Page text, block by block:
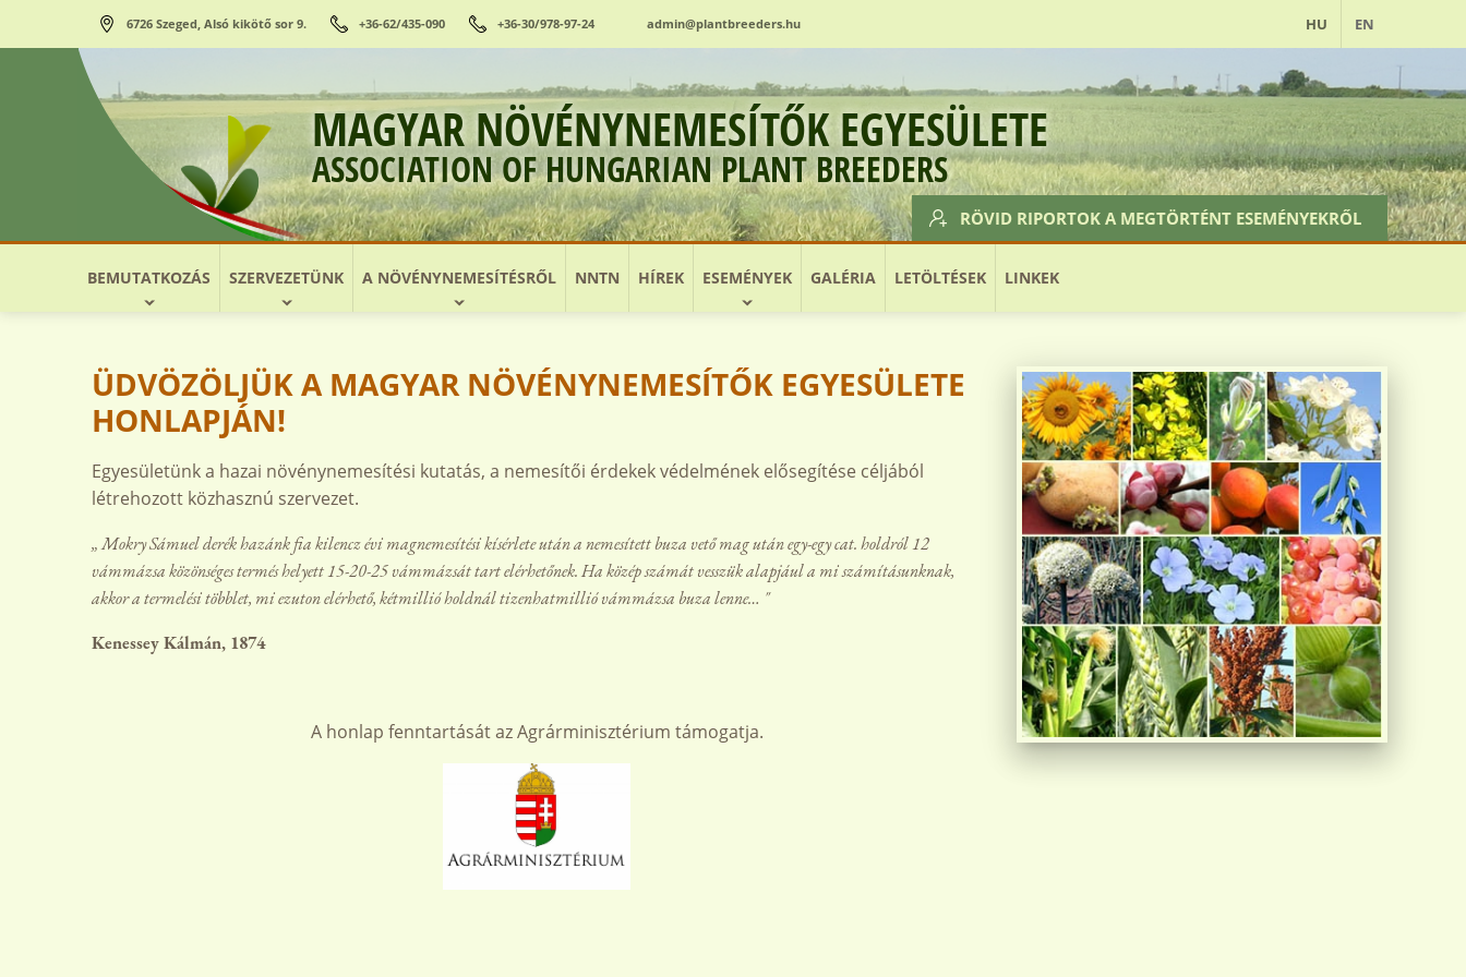
6726 Szeged, Alsó kikötő sor 9. +36-62/435-090 +36-30/978-97-24 admin@plantbreeders.hu HU EN
MAGYAR NÖVÉNYNEMESÍTŐK EGYESÜLETE
ASSOCIATION OF HUNGARIAN PLANT BREEDERS
TAGFELVÉTEL
ELŐTTÜNK ÁLLÓ ESEMÉNYEK
RÖVID RIPORTOK A MEGTÖRTÉNT ESEMÉNYEKRŐL
BEMUTATKOZÁS SZERVEZETÜNK A NÖVÉNYNEMESÍTÉSRŐL NNTN HÍREK ESEMÉNYEK GALÉRIA LETÖLTÉSEK LINKEK
ÜDVÖZÖLJÜK A MAGYAR NÖVÉNYNEMESÍTŐK EGYESÜLETE
HONLAPJÁN!
Egyesületünk a hazai növénynemesítési kutatás, a nemesítői érdekek védelmének elősegítése céljából
létrehozott közhasznú szervezet.
„ Mokry Sámuel derék hazánk fia kilencz évi magnemesítési kísérlete után a nemesített buza vető mag után egy-egy cat. holdról 12
vámmázsa közönséges termés helyett 15-20-25 vámmázsát tart elérhetőnek. Ha közép számát vesszük alapjául a mi számításunknak,
akkor a termelési többlet, mi ezuton elérhető, kétmillió holdnál tizenhatmillió vámmázsa buza lenne… "
Kenessey Kálmán, 1874
A honlap fenntartását az Agrárminisztérium támogatja.